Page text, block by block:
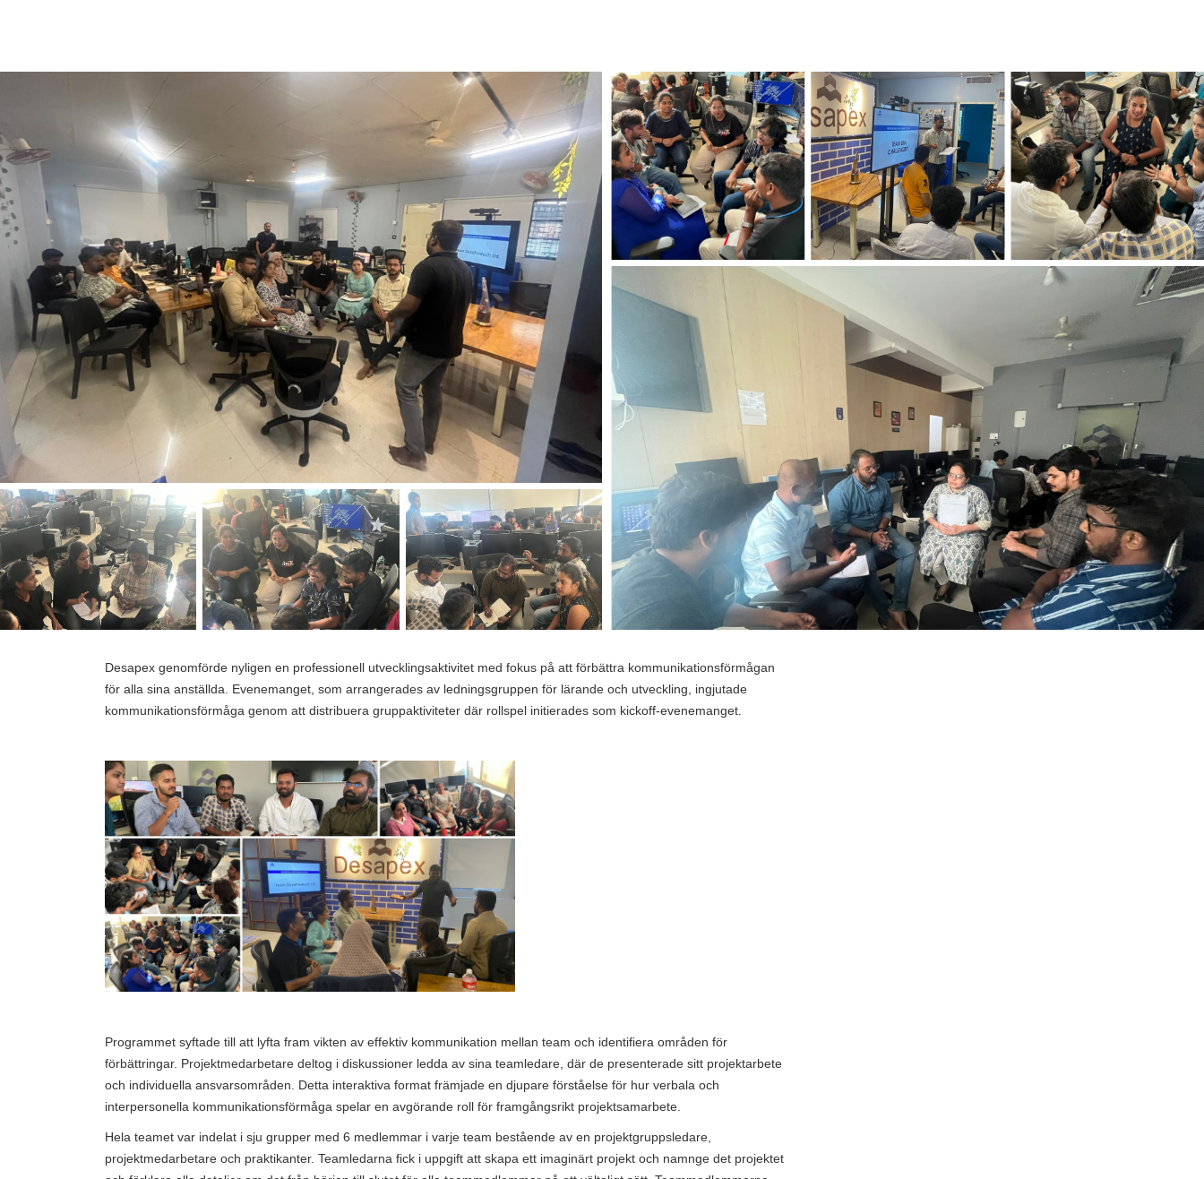
Chaitra Bhat June 12, 2024
Desapex genomförde nyligen en professionell utvecklingsaktivitet med fokus på att förbättra kommunikationsförmågan
för alla sina anställda. Evenemanget, som arrangerades av ledningsgruppen för lärande och utveckling, ingjutade
kommunikationsförmåga genom att distribuera gruppaktiviteter där rollspel initierades som kickoff-evenemanget.
Programmet syftade till att lyfta fram vikten av effektiv kommunikation mellan team och identifiera områden för
förbättringar. Projektmedarbetare deltog i diskussioner ledda av sina teamledare, där de presenterade sitt projektarbete
och individuella ansvarsområden. Detta interaktiva format främjade en djupare förståelse för hur verbala och
interpersonella kommunikationsförmåga spelar en avgörande roll för framgångsrikt projektsamarbete.
Hela teamet var indelat i sju grupper med 6 medlemmar i varje team bestående av en projektgruppsledare,
projektmedarbetare och praktikanter. Teamledarna fick i uppgift att skapa ett imaginärt projekt och namnge det projektet